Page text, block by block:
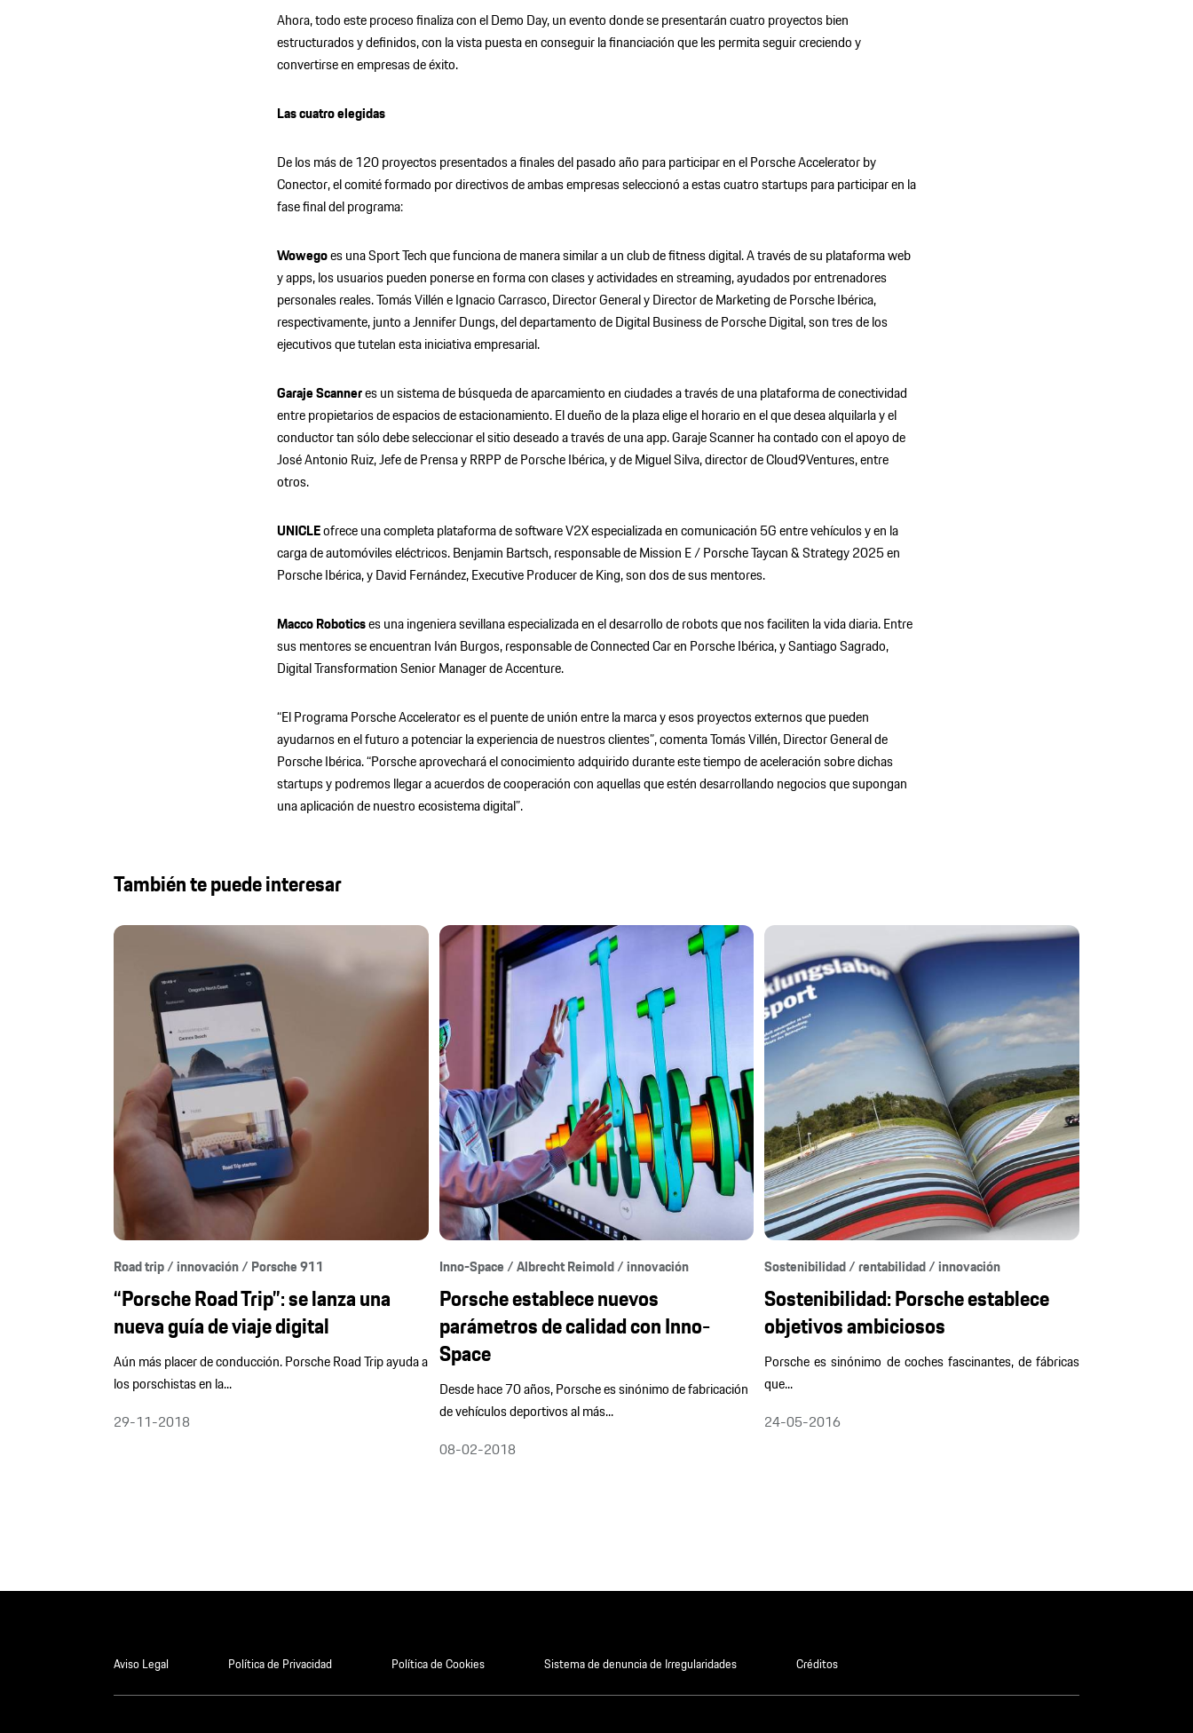
Ahora, todo este proceso finaliza con el Demo Day, un evento donde se presentarán cuatro proyectos bien
estructurados y definidos, con la vista puesta en conseguir la financiación que les permita seguir creciendo y
convertirse en empresas de éxito.
Las cuatro elegidas
De los más de 120 proyectos presentados a finales del pasado año para participar en el Porsche Accelerator by
Conector, el comité formado por directivos de ambas empresas seleccionó a estas cuatro startups para participar en la
fase final del programa:
Wowegoes una Sport Tech que funciona de manera similar a un club de fitness digital. A través de su plataforma web
y apps, los usuarios pueden ponerse en forma con clases y actividades en streaming, ayudados por entrenadores
personales reales. Tomás Villén e Ignacio Carrasco, Director General y Director de Marketing de Porsche Ibérica,
respectivamente, junto a Jennifer Dungs, del departamento de Digital Business de Porsche Digital, son tres de los
ejecutivos que tutelan esta iniciativa empresarial.
Garaje Scanneres un sistema de búsqueda de aparcamiento en ciudades a través de una plataforma de conectividad
entre propietarios de espacios de estacionamiento. El dueño de la plaza elige el horario en el que desea alquilarla y el
conductor tan sólo debe seleccionar el sitio deseado a través de una app. Garaje Scanner ha contado con el apoyo de
José Antonio Ruiz, Jefe de Prensa y RRPP de Porsche Ibérica, y de Miguel Silva, director de Cloud9Ventures, entre
otros.
UNICLEofrece una completa plataforma de software V2X especializada en comunicación 5G entre vehículos y en la
carga de automóviles eléctricos. Benjamin Bartsch, responsable de Mission E / Porsche Taycan & Strategy 2025 en
Porsche Ibérica, y David Fernández, Executive Producer de King, son dos de sus mentores.
Macco Roboticses una ingeniera sevillana especializada en el desarrollo de robots que nos faciliten la vida diaria. Entre
sus mentores se encuentran Iván Burgos, responsable de Connected Car en Porsche Ibérica, y Santiago Sagrado,
Digital Transformation Senior Manager de Accenture.
“El Programa Porsche Accelerator es el puente de unión entre la marca y esos proyectos externos que pueden
ayudarnos en el futuro a potenciar la experiencia de nuestros clientes”, comenta Tomás Villén, Director General de
Porsche Ibérica. “Porsche aprovechará el conocimiento adquirido durante este tiempo de aceleración sobre dichas
startups y podremos llegar a acuerdos de cooperación con aquellas que estén desarrollando negocios que supongan
una aplicación de nuestro ecosistema digital”.
También te puede interesar
Road trip / innovación / Porsche 911
“Porsche Road Trip”: se lanza una
nueva guía de viaje digital
Aún más placer de conducción. Porsche Road Trip ayuda a
los porschistas en la...
29-11-2018
Inno-Space / Albrecht Reimold / innovación
Porsche establece nuevos
parámetros de calidad con Inno-
Space
Desde hace 70 años, Porsche es sinónimo de fabricación
de vehículos deportivos al más...
08-02-2018
Sostenibilidad / rentabilidad / innovación
Sostenibilidad: Porsche establece
objetivos ambiciosos
Porsche es sinónimo de coches fascinantes, de fábricas
que...
24-05-2016
Aviso Legal Política de Privacidad Política de Cookies Sistema de denuncia de Irregularidades Créditos